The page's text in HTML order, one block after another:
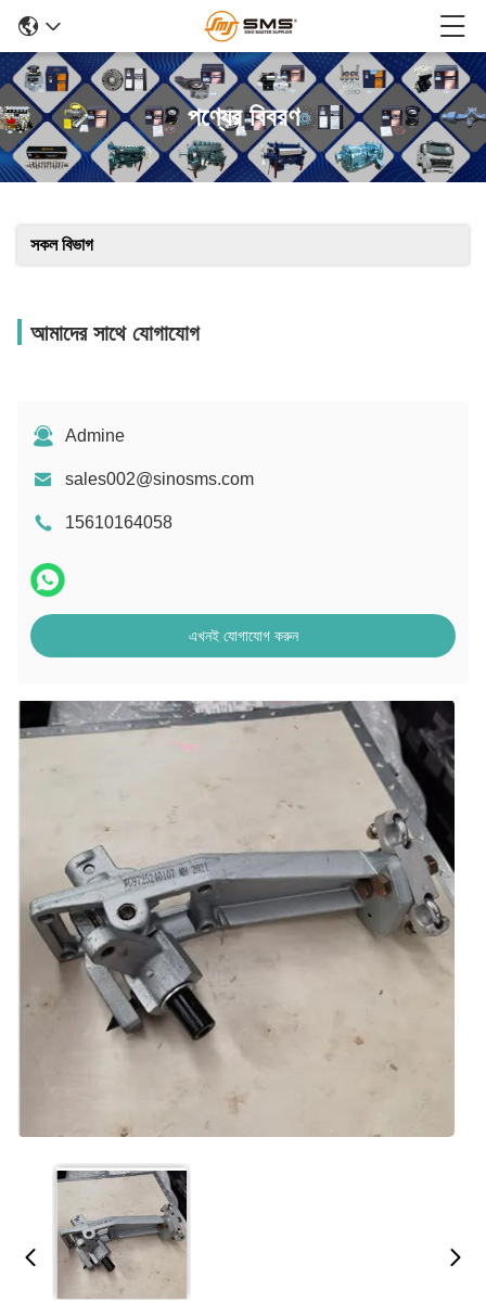
পণ্যের বিবরণ
সকল বিভাগ
আমাদের সাথে যোগাযোগ
Admine
sales002@sinosms.com
15610164058
এখনই যোগাযোগ করুন